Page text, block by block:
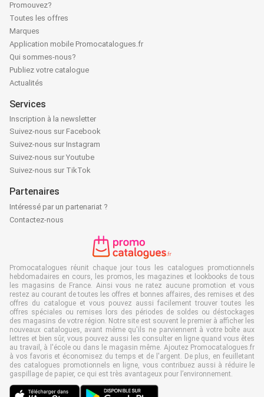
Promouvez?
Toutes les offres
Marques
Application mobile Promocatalogues.fr
Qui sommes-nous?
Publiez votre catalogue
Actualités
Services
Inscription à la newsletter
Suivez-nous sur Facebook
Suivez-nous sur Instagram
Suivez-nous sur Youtube
Suivez-nous sur TikTok
Partenaires
Intéressé par un partenariat ?
Contactez-nous
Promocatalogues réunit chaque jour tous les catalogues promotionnels
hebdomadaires en cours, les promos, les magazines et lookbooks de tous
les magasins de France. Ainsi vous ne ratez aucune promotion et vous
restez au courant de toutes les offres et bonnes affaires, des remises et des
offres du catalogue et vous pouvez aussi facilement trouver toutes les
offres spéciales ou remises lors des périodes de soldes ou déstockages
des magasins de votre région. Notre site est souvent le premier à afficher les
nouveaux catalogues, avant même qu'ils ne parviennent à votre boîte aux
lettres et bien sûr, vous pouvez aussi les consulter en ligne quand vous êtes
au travail, à l'école ou dans le magasin même. Ajoutez Promocatalogues.fr
à vos favoris et économisez du temps et de l'argent. De plus, en feuilletant
des catalogues promotionnels en ligne, vous contribuez aussi à réduire le
gaspillage de papier, ce qui est très avantageux pour l’environnement.